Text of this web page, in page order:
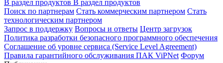
В раздел продуктов В раздел продуктов
Поиск по партнерам Стать коммерческим партнером Стать
технологическим партнером
Запрос в поддержку Вопросы и ответы Центр загрузок
Политика разработки безопасного программного обеспечения
Соглашение об уровне сервиса (Service Level Agreement)
Правила гарантийного обслуживания ПАК ViPNet Форум